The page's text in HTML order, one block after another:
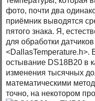
фото, почти два
приёмник выводятся
пятого знака. Я,
для обработки
<DallasTemperature.h>.
остывание DS18B20 в
изменения тысячных
математическими
точно, на некотором